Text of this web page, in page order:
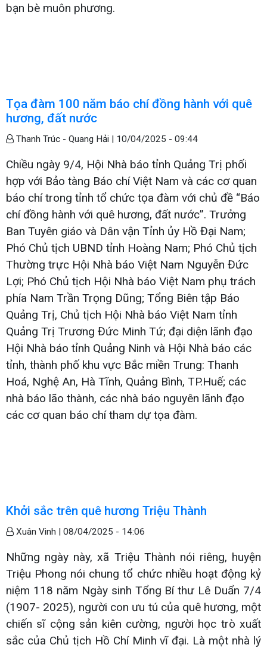
bạn bè muôn phương.
Tọa đàm 100 năm báo chí đồng hành với quê
hương, đất nước
Thanh Trúc - Quang Hải | 10/04/2025 - 09:44
Chiều ngày 9/4, Hội Nhà báo tỉnh Quảng Trị phối
hợp với Bảo tàng Báo chí Việt Nam và các cơ quan
báo chí trong tỉnh tổ chức tọa đàm với chủ đề “Báo
chí đồng hành với quê hương, đất nước”. Trưởng
Ban Tuyên giáo và Dân vận Tỉnh ủy Hồ Đại Nam;
Phó Chủ tịch UBND tỉnh Hoàng Nam; Phó Chủ tịch
Thường trực Hội Nhà báo Việt Nam Nguyễn Đức
Lợi; Phó Chủ tịch Hội Nhà báo Việt Nam phụ trách
phía Nam Trần Trọng Dũng; Tổng Biên tập Báo
Quảng Trị, Chủ tịch Hội Nhà báo Việt Nam tỉnh
Quảng Trị Trương Đức Minh Tứ; đại diện lãnh đạo
Hội Nhà báo tỉnh Quảng Ninh và Hội Nhà báo các
tỉnh, thành phố khu vực Bắc miền Trung: Thanh
Hoá, Nghệ An, Hà Tĩnh, Quảng Bình, TP.Huế; các
nhà báo lão thành, các nhà báo nguyên lãnh đạo
các cơ quan báo chí tham dự tọa đàm.
Khởi sắc trên quê hương Triệu Thành
Xuân Vinh | 08/04/2025 - 14:06
Những ngày này, xã Triệu Thành nói riêng, huyện
Triệu Phong nói chung tổ chức nhiều hoạt động kỷ
niệm 118 năm Ngày sinh Tổng Bí thư Lê Duẩn 7/4
(1907- 2025), người con ưu tú của quê hương, một
chiến sĩ cộng sản kiên cường, người học trò xuất
sắc của Chủ tịch Hồ Chí Minh vĩ đại. Là một nhà lý